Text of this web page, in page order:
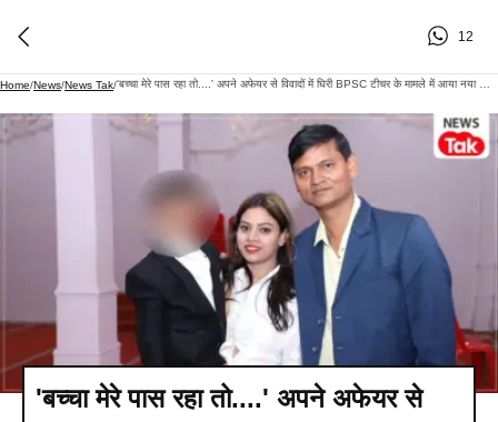
12
Home/News/News Tak/
'बच्चा मेरे पास रहा तो....' अपने अफेयर से